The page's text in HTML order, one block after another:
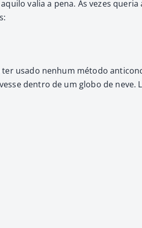
valia a pena. Às vezes
usa­do nen­hum méto­do
den­tro de um globo de neve.